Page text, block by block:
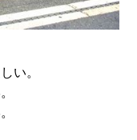
い。